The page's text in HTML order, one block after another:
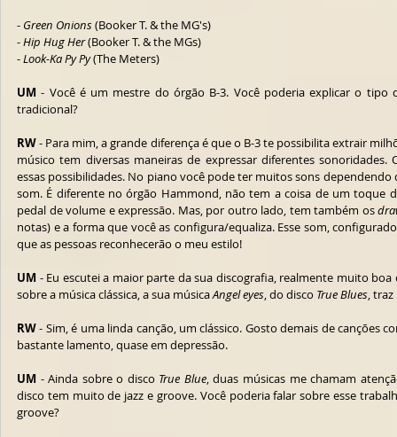
- Green Onions (Booker T. & the MG's)
- Hip Hug Her (Booker T. & the MGs)
- Look-Ka Py Py (The Meters)
UM - Você é um mestre do órgão B-3. Você poderia explicar o tipo
tradicional?
RW - Para mim, a grande diferença é que o B-3 te possibilita extrair
músico tem diversas maneiras de expressar diferentes
essas possibilidades. No piano você pode ter muitos sons
som. É diferente no órgão Hammond, não tem a coisa de um toque
pedal de volume e expressão. Mas, por outro lado, tem também os
notas) e a forma que você as configura/equaliza. Esse som,
que as pessoas reconhecerão o meu estilo!
UM - Eu escutei a maior parte da sua discografia, realmente muito
sobre a música clássica, a sua música Angel eyes, do disco True Blues, traz
RW - Sim, é uma linda canção, um clássico. Gosto demais de canções
bastante lamento, quase em depressão.
UM - Ainda sobre o disco True Blue, duas músicas me chamam
disco tem muito de jazz e groove. Você poderia falar sobre esse
groove?